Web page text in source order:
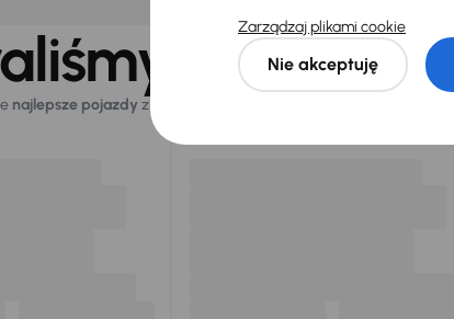
dla Ciebie
najlepsze pojazdy z naszej oferty. Kupimy dla Ciebie
Zarządzaj plikami cookie
Nie akceptuję